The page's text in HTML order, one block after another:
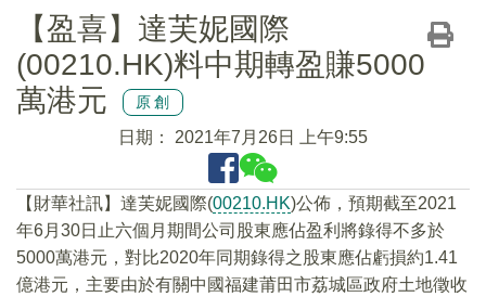
【盈喜】達芙妮國際
(00210.HK)料中期轉盈賺5000
萬港元
原創
日期： 2021年7月26日 上午9:55
【財華社訊】達芙妮國際(00210.HK)公佈，預期截至2021
年6月30日止六個月期間公司股東應佔盈利將錄得不多於
5000萬港元，對比2020年同期錄得之股東應佔虧損約1.41
億港元，主要由於有關中國福建莆田市荔城區政府土地徵收